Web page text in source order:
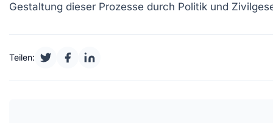
Gestaltung dieser Prozesse durch Politik und
Teilen: